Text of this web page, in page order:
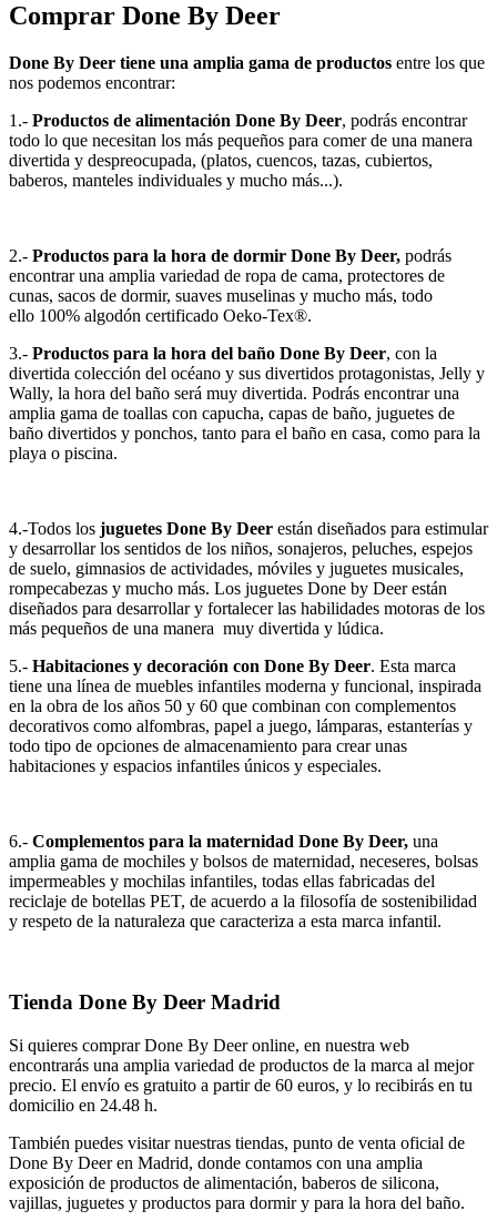
Comprar Done By Deer
Done By Deer tiene una amplia gama de productos entre los que
nos podemos encontrar:
1.- Productos de alimentación Done By Deer, podrás encontrar
todo lo que necesitan los más pequeños para comer de una manera
divertida y despreocupada, (platos, cuencos, tazas, cubiertos,
baberos, manteles individuales y mucho más...).
2.- Productos para la hora de dormir Done By Deer, podrás
encontrar una amplia variedad de ropa de cama, protectores de
cunas, sacos de dormir, suaves muselinas y mucho más, todo
ello 100% algodón certificado Oeko-Tex®.
3.- Productos para la hora del baño Done By Deer, con la
divertida colección del océano y sus divertidos protagonistas, Jelly y
Wally, la hora del baño será muy divertida. Podrás encontrar una
amplia gama de toallas con capucha, capas de baño, juguetes de
baño divertidos y ponchos, tanto para el baño en casa, como para la
playa o piscina.
4.-Todos los juguetes Done By Deer están diseñados para estimular
y desarrollar los sentidos de los niños, sonajeros, peluches, espejos
de suelo, gimnasios de actividades, móviles y juguetes musicales,
rompecabezas y mucho más. Los juguetes Done by Deer están
diseñados para desarrollar y fortalecer las habilidades motoras de los
más pequeños de una manera muy divertida y lúdica.
5.- Habitaciones y decoración con Done By Deer. Esta marca
tiene una línea de muebles infantiles moderna y funcional, inspirada
en la obra de los años 50 y 60 que combinan con complementos
decorativos como alfombras, papel a juego, lámparas, estanterías y
todo tipo de opciones de almacenamiento para crear unas
habitaciones y espacios infantiles únicos y especiales.
6.- Complementos para la maternidad Done By Deer, una
amplia gama de mochiles y bolsos de maternidad, neceseres, bolsas
impermeables y mochilas infantiles, todas ellas fabricadas del
reciclaje de botellas PET, de acuerdo a la filosofía de sostenibilidad
y respeto de la naturaleza que caracteriza a esta marca infantil.
Tienda Done By Deer Madrid
Si quieres comprar Done By Deer online, en nuestra web
encontrarás una amplia variedad de productos de la marca al mejor
precio. El envío es gratuito a partir de 60 euros, y lo recibirás en tu
domicilio en 24.48 h.
También puedes visitar nuestras tiendas, punto de venta oficial de
Done By Deer en Madrid, donde contamos con una amplia
exposición de productos de alimentación, baberos de silicona,
vajillas, juguetes y productos para dormir y para la hora del baño.